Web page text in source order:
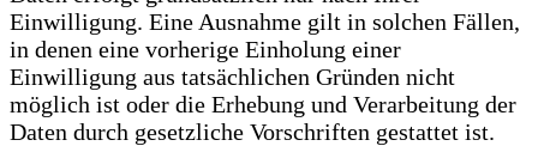
Einwilligung. Eine Ausnahme gilt in solchen Fällen,
in denen eine vorherige Einholung einer
Einwilligung aus tatsächlichen Gründen nicht
möglich ist oder die Erhebung und Verarbeitung der
Daten durch gesetzliche Vorschriften gestattet ist.